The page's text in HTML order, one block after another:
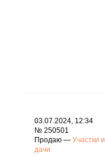
03.07.2024, 12:34
№ 250501
Продаю — Участки и
дачи